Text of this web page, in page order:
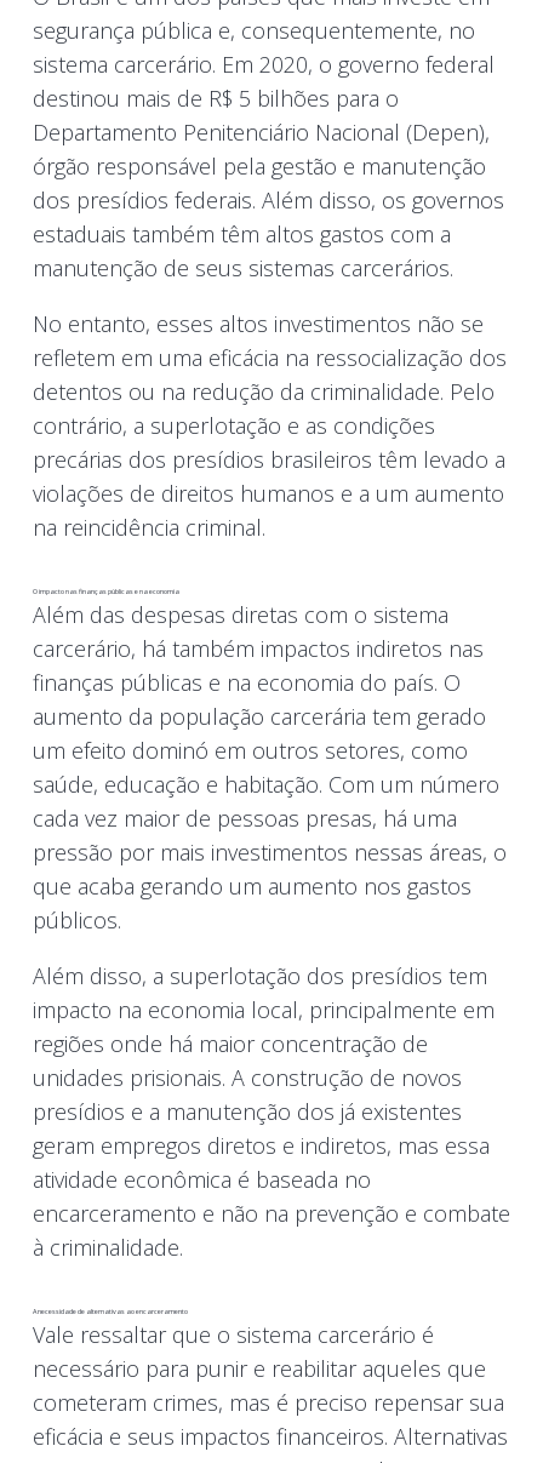
segurança pública e, consequentemente, no
sistema carcerário. Em 2020, o governo federal
destinou mais de R$ 5 bilhões para o
Departamento Penitenciário Nacional (Depen),
órgão responsável pela gestão e manutenção
dos presídios federais. Além disso, os governos
estaduais também têm altos gastos com a
manutenção de seus sistemas carcerários.
No entanto, esses altos investimentos não se
refletem em uma eficácia na ressocialização dos
detentos ou na redução da criminalidade. Pelo
contrário, a superlotação e as condições
precárias dos presídios brasileiros têm levado a
violações de direitos humanos e a um aumento
na reincidência criminal.
O impacto nas finanças públicas e na economia
Além das despesas diretas com o sistema
carcerário, há também impactos indiretos nas
finanças públicas e na economia do país. O
aumento da população carcerária tem gerado
um efeito dominó em outros setores, como
saúde, educação e habitação. Com um número
cada vez maior de pessoas presas, há uma
pressão por mais investimentos nessas áreas, o
que acaba gerando um aumento nos gastos
públicos.
Além disso, a superlotação dos presídios tem
impacto na economia local, principalmente em
regiões onde há maior concentração de
unidades prisionais. A construção de novos
presídios e a manutenção dos já existentes
geram empregos diretos e indiretos, mas essa
atividade econômica é baseada no
encarceramento e não na prevenção e combate
à criminalidade.
A necessidade de alternativas ao encarceramento
Vale ressaltar que o sistema carcerário é
necessário para punir e reabilitar aqueles que
cometeram crimes, mas é preciso repensar sua
eficácia e seus impactos financeiros. Alternativas